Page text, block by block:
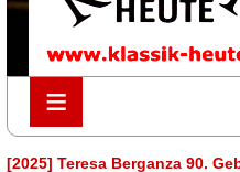
≡
≡
[2025] Teresa Berganza 90.